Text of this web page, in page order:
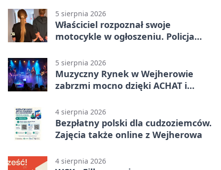
5 sierpnia 2026
Właściciel rozpoznał swoje
motocykle w ogłoszeniu. Policja
5 sierpnia 2026
Muzyczny Rynek w Wejherowie
zabrzmi mocno dzięki ACHAT i
4 sierpnia 2026
Bezpłatny polski dla cudzoziemców.
Zajęcia także online z Wejherowa
4 sierpnia 2026